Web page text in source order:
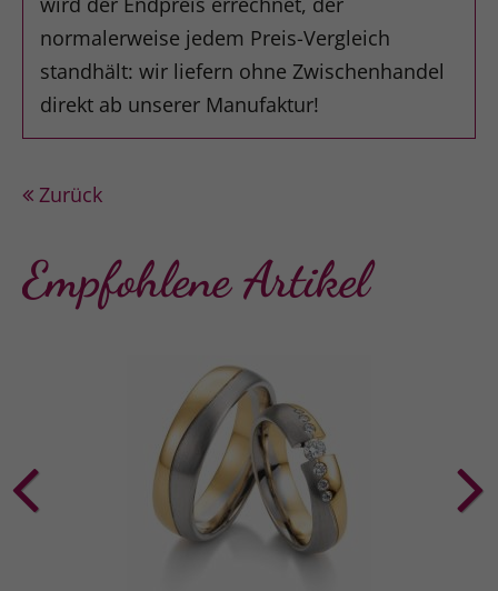
normalerweise jedem Preis-Vergleich
standhält: wir liefern ohne Zwischenhandel
direkt ab unserer Manufaktur!
Zurück
Empfohlene Artikel